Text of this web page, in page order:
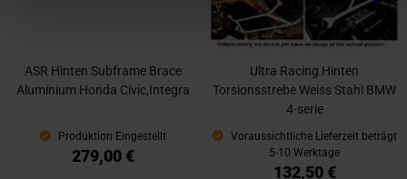
ASR Hinten Subframe Brace
Aluminium Honda Civic,Integra
Produktion Eingestellt
279,00 €
Ultra Racing Hinten
Torsionsstrebe Weiss Stahl BMW
4-serie
Voraussichtliche Lieferzeit beträgt
5-10 Werktage
132,50 €